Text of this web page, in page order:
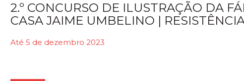
2.º CONCURSO DE ILUSTRAÇÃO DA
CASA JAIME UMBELINO |
Até 5 de dezembro 2023